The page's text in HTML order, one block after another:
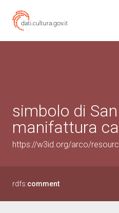
simbolo di
manifattura
https://w3id.org/arco/
rdfs:comment